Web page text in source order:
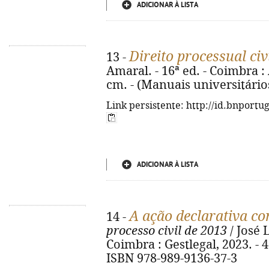
ADICIONAR À LISTA
13 -Direito processual
Amaral. - 16ª ed. - Coimbra
cm. - (Manuais
Link persistente: http://
ADICIONAR À LISTA
14 -A ação declarativa
processo civil de 2013 / José
Coimbra : Gestlegal, 2023. -
ISBN 978-989-9136-37-3